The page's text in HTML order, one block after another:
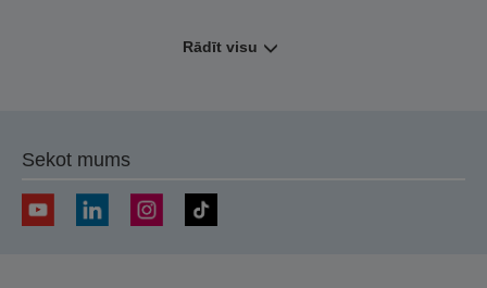
Rādīt visu
Sekot mums